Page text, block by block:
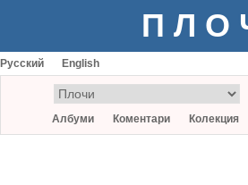
Русский English
Албуми Коментари Колекция